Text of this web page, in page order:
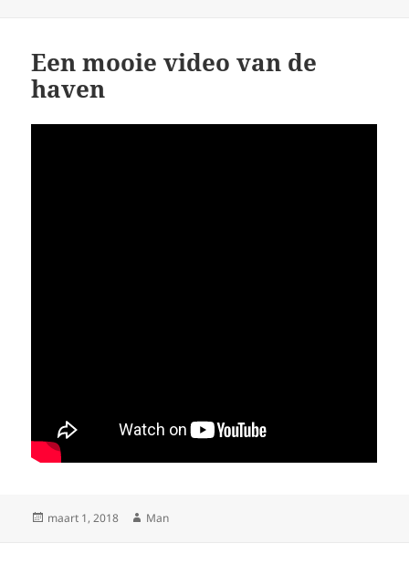
Een mooie video van de
haven
Geplaatst
maart 1, 2018 Auteur
Man